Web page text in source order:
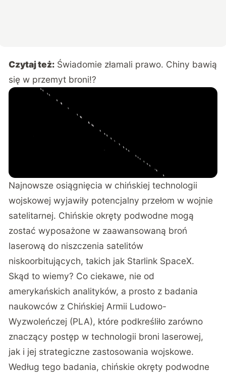
Czytaj też: Świadomie złamali prawo. Chiny bawią
się w przemyt broni!?
Najnowsze osiągnięcia w chińskiej technologii
wojskowej wyjawiły potencjalny przełom w wojnie
satelitarnej. Chińskie okręty podwodne mogą
zostać wyposażone w zaawansowaną broń
laserową do niszczenia satelitów
niskoorbitujących, takich jak Starlink SpaceX.
Skąd to wiemy? Co ciekawe, nie od
amerykańskich analityków, a prosto z badania
naukowców z Chińskiej Armii Ludowo-
Wyzwoleńczej (PLA), które podkreśliło zarówno
znaczący postęp w technologii broni laserowej,
jak i jej strategiczne zastosowania wojskowe.
Według tego badania, chińskie okręty podwodne